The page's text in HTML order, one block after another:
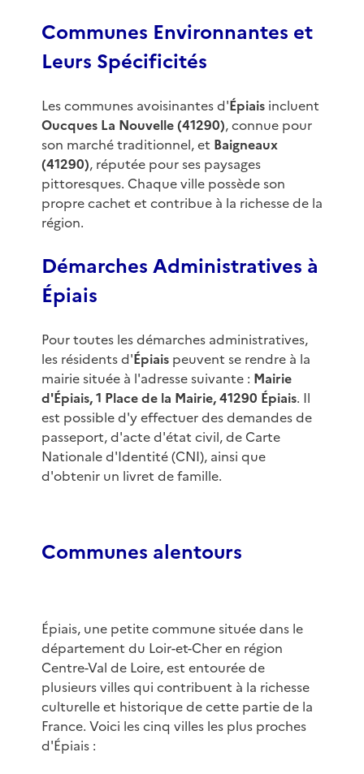
Communes Environnantes et
Leurs Spécificités
Les communes avoisinantes d'Épiaisincluent
Oucques La Nouvelle (41290), connue pour
son marché traditionnel, et Baigneaux
(41290), réputée pour ses paysages
pittoresques. Chaque ville possède son
propre cachet et contribue à la richesse de la
région.
Démarches Administratives à
Épiais
Pour toutes les démarches administratives,
les résidents d'Épiaispeuvent se rendre à la
mairie située à l'adresse suivante : Mairie
d'Épiais, 1 Place de la Mairie, 41290 Épiais. Il
est possible d'y effectuer des demandes de
passeport, d'acte d'état civil, de Carte
Nationale d'Identité (CNI), ainsi que
d'obtenir un livret de famille.
Communes alentours
Épiais, une petite commune située dans le
département du Loir-et-Cher en région
Centre-Val de Loire, est entourée de
plusieurs villes qui contribuent à la richesse
culturelle et historique de cette partie de la
France. Voici les cinq villes les plus proches
d'Épiais :